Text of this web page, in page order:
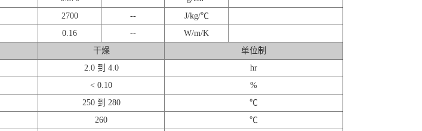
2700 --
J/kg/℃
0.16 --
W/m/K
干燥
单位制
2.0 到 4.0
hr
< 0.10
%
250 到 280
℃
260
℃